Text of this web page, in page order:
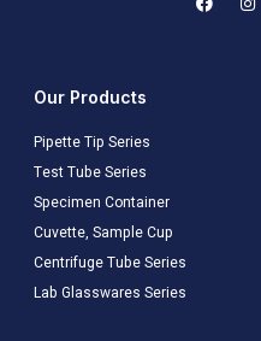
Our Products
Pipette Tip Series
Test Tube Series
Specimen Container
Cuvette, Sample Cup
Centrifuge Tube Series
Lab Glasswares Series